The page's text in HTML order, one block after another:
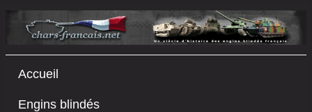
Accueil
Engins blindés